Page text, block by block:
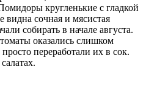
кругленькие с гладкой
видна сочная и мясистая
собирать в начале августа.
оказались слишком
переработали их в сок.